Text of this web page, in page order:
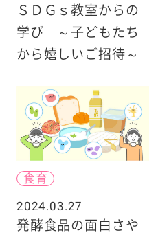
ＳＤＧｓ教室からの
学び ～子どもたち
から嬉しいご招待～
食育
2024.03.27
発酵食品の面白さや